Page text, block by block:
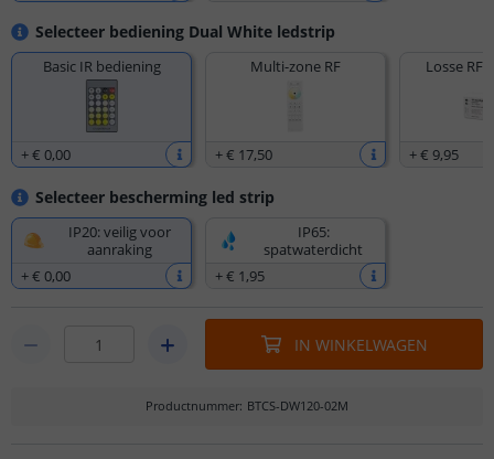
Selecteer bediening Dual White ledstrip
Basic IR bediening
+€ 0,00
Multi-zone RF
+€ 17,50
Losse RF
+€ 9,95
Selecteer bescherming led strip
IP20: veilig voor
aanraking
+€ 0,00
IP65:
spatwaterdicht
+€ 1,95
IN WINKELWAGEN
Productnummer: BTCS-DW120-02M